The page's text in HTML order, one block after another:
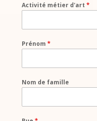
Activité métier d'art *
Prénom *
Nom de famille